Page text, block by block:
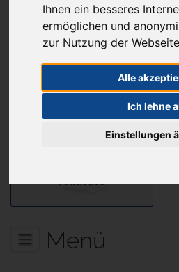
Ihnen ein besseres
ermöglichen und
zur Nutzung der
Alle
Ich lehne
Einstellungen
ab 100€ versandkostenfrei
Aktuelles
Menü